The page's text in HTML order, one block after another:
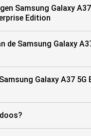
Samsung Galaxy
Edition
de Samsung Galaxy
Galaxy A37 5G